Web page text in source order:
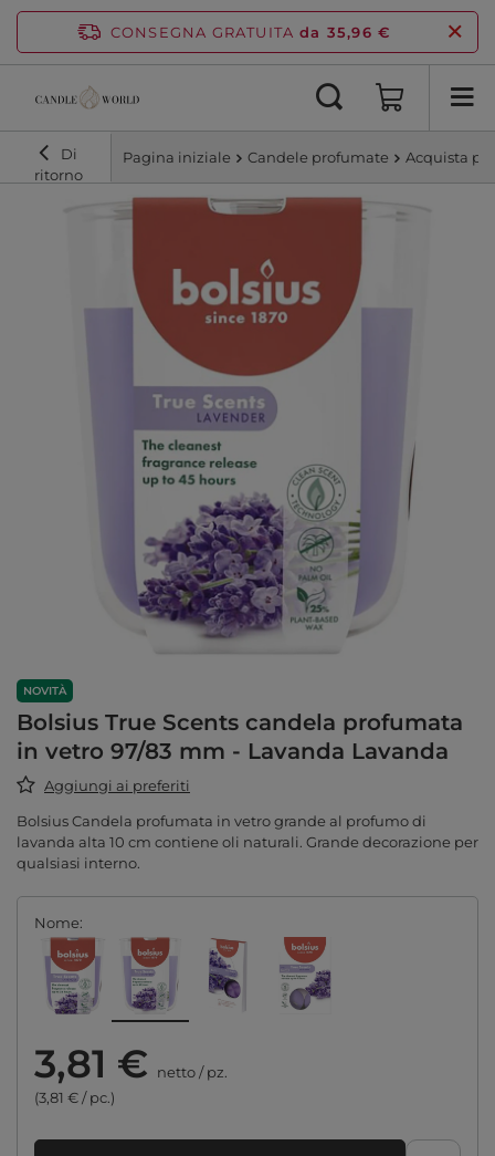
CONSEGNA GRATUITA da 35,96 €
Di
ritorno
Pagina iniziale Candele profumate Acquista per
NOVITÀ
Bolsius True Scents candela profumata
in vetro 97/83 mm - Lavanda Lavanda
Aggiungi ai preferiti
Bolsius Candela profumata in vetro grande al profumo di
lavanda alta 10 cm contiene oli naturali. Grande decorazione per
qualsiasi interno.
Nome
3,81 € netto/pz.
(3,81 € / pc.)